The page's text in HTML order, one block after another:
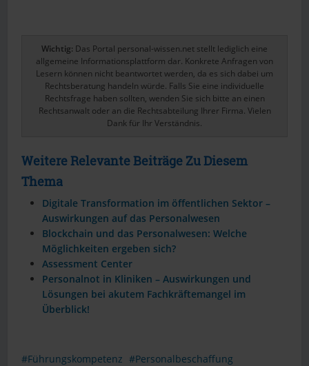
Wichtig: Das Portal personal-wissen.net stellt lediglich eine
allgemeine Informationsplattform dar. Konkrete Anfragen von
Lesern können nicht beantwortet werden, da es sich dabei um
Rechtsberatung handeln würde. Falls Sie eine individuelle
Rechtsfrage haben sollten, wenden Sie sich bitte an einen
Rechtsanwalt oder an die Rechtsabteilung Ihrer Firma. Vielen
Dank für Ihr Verständnis.
Weitere Relevante Beiträge Zu Diesem
Thema
Digitale Transformation im öffentlichen Sektor –
Auswirkungen auf das Personalwesen
Blockchain und das Personalwesen: Welche
Möglichkeiten ergeben sich?
Assessment Center
Personalnot in Kliniken – Auswirkungen und
Lösungen bei akutem Fachkräftemangel im
Überblick!
Führungskompetenz
Personalbeschaffung